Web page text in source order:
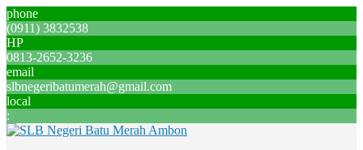
phone
(0911) 3832538
HP
0813-2652-3236
email
slbnegeribatumerah@gmail.com
local
: